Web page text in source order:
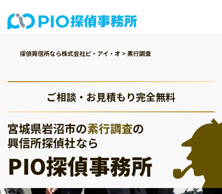
探偵興信所なら株式会社ピ・アイ・オ > 素行調査
ご相談・お見積もり完全無料
宮城県岩沼市の素行調査の
興信所探偵社なら
PIO探偵事務所